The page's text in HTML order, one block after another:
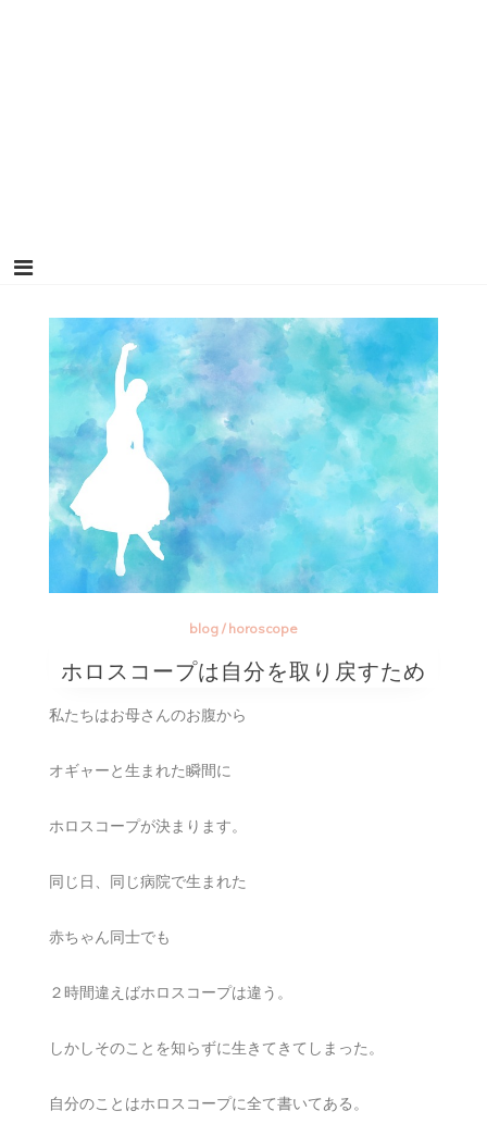
blog/ horoscope
ホロスコープは自分を取り戻すため
私たちはお母さんのお腹から
オギャーと生まれた瞬間に
ホロスコープが決まります。
同じ日、同じ病院で生まれた
赤ちゃん同士でも
２時間違えばホロスコープは違う。
しかしそのことを知らずに生きてきてしまった。
自分のことはホロスコープに全て書いてある。